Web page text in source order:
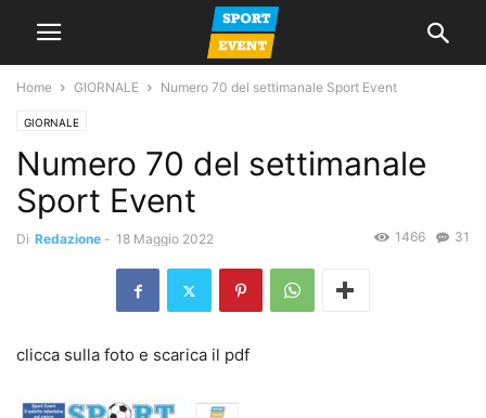
Home GIORNALE Numero 70 del settimanale Sport Event
GIORNALE
Numero 70 del settimanale
Sport Event
Di Redazione - 18 Maggio 2022 31
1466
clicca sulla foto e scarica il pdf